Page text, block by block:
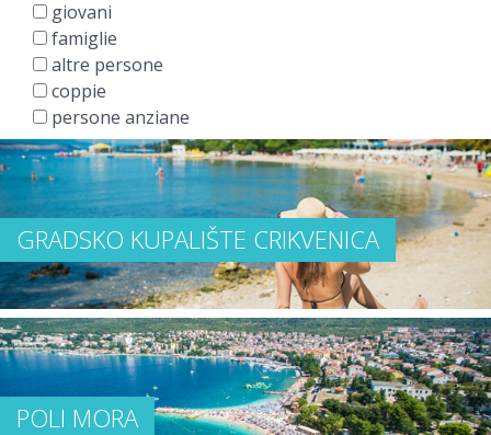
giovani
famiglie
altre persone
coppie
persone anziane
GRADSKO KUPALIŠTE CRIKVENICA
POLI MORA